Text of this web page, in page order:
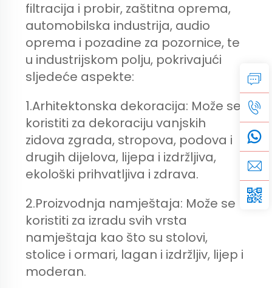
filtracija i probir, zaštitna oprema,
automobilska industrija, audio
oprema i pozadine za pozornice, te
u industrijskom polju, pokrivajući
sljedeće aspekte:
1.Arhitektonska dekoracija: Može se
koristiti za dekoraciju vanjskih
zidova zgrada, stropova, podova i
drugih dijelova, lijepa i izdržljiva,
ekološki prihvatljiva i zdrava.
2.Proizvodnja namještaja: Može se
koristiti za izradu svih vrsta
namještaja kao što su stolovi,
stolice i ormari, lagan i izdržljiv, lijep i
moderan.